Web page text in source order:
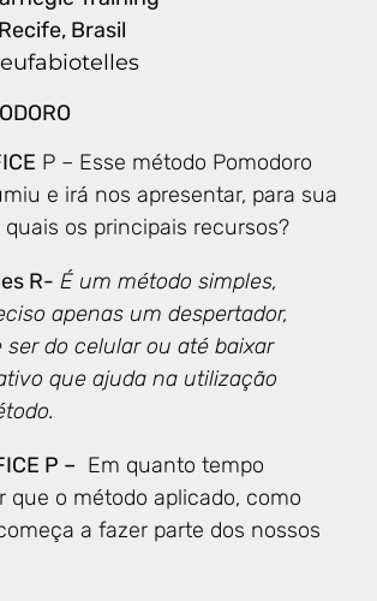
Brasil
P – Esse método Pomodoro
e irá nos apresentar, para sua
os principais recursos?
R- É um método simples,
apenas um despertador,
ser do celular ou até baixar
que ajuda na utilização
P – Em quanto tempo
que o método aplicado, como
a fazer parte dos nossos